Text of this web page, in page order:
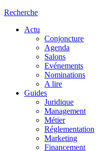
Recherche
Actu
Conjoncture
Agenda
Salons
Evénements
Nominations
A lire
Guides
Juridique
Management
Métier
Réglementation
Marketing
Financement